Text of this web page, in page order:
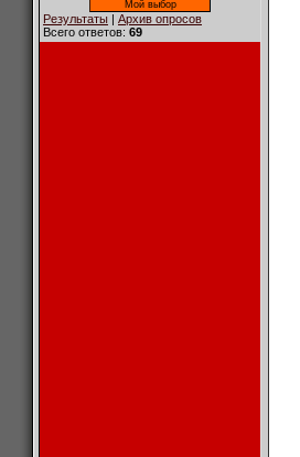
Результаты | Архив опросов
Всего ответов: 69